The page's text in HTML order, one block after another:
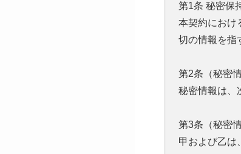
第1条 秘密保
本契約におけ
切の情報を指
第2条（秘密
秘密情報は、
第3条（秘密
甲および乙は